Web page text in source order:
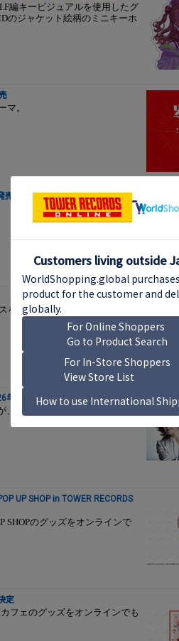
編キービジュアルを使用したグ
のジャケット絵柄のミニキーホ
マ。
売
を記念して、タワーレコードで
年7月1日発売
、約3年10ヶ月ぶりにリリー
UP SHOP in TOWER RECORDS
SHOPのグッズをオンラインで
定
フェのグッズをオンラインでも